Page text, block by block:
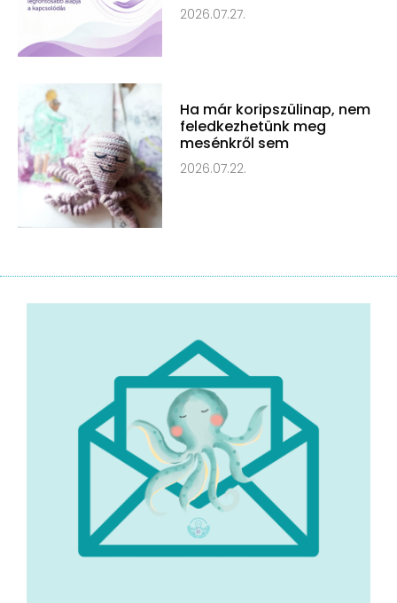
2026.07.27.
Ha már koripszülinap, nem
feledkezhetünk meg
mesénkről sem
2026.07.22.